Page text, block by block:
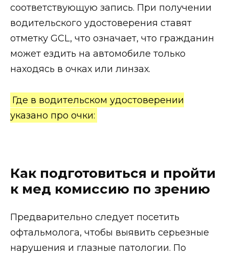
соответствующую запись. При получении
водительского удостоверения ставят
отметку GCL, что означает, что гражданин
может ездить на автомобиле только
находясь в очках или линзах.
Где в водительском удостоверении
указано про очки:
Как подготовиться и пройти
к мед комиссию по зрению
Предварительно следует посетить
офтальмолога, чтобы выявить серьезные
нарушения и глазные патологии. По